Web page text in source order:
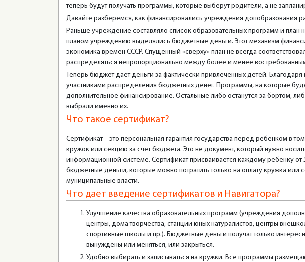
теперь будут получать программы, которые выберут родители, а не
Давайте разберемся, как финансировались учреждения допобразования
Раньше учреждение составляло список образовательных программ и план
планом учреждению выделялись бюджетные деньги. Этот механизм
экономика времен СССР. Спущенный «сверху» план не всегда
распределяться непропорционально между более и менее
Теперь бюджет дает деньги за фактически привлеченных детей.
участниками распределения бюджетных денег. Программы, на которые
дополнительное финансирование. Остальные либо останутся за бортом,
выбрали именно их.
Что такое сертификат?
Сертификат – это персональная гарантия государства перед ребенком в
кружок или секцию за счет бюджета. Это не документ, который нужно
информационной системе. Сертификат присваивается каждому ребенку от
бюджетные деньги, которые можно потратить только на оплату кружка
муниципальные власти.
Что дает введение сертификатов и Навигатора?
Улучшение качества образовательных программ (учреждения
центры, дома творчества, станции юных натуралистов, центры
спортивные школы и пр.). Бюджетные деньги получат только
вынуждены или меняться, или закрыться.
Удобно выбирать и записываться на кружки. Все программы